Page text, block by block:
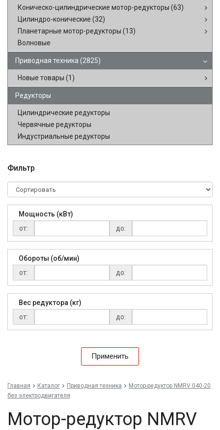
Коническо-цилиндрические мотор-редукторы (63)
Цилиндро-конические (32)
Планетарные мотор-редукторы (13)
Волновые
Приводная техника (2825)
Новые товары (1)
Редукторы
Цилиндрические редукторы
Червячные редукторы
Индустриальные редукторы
Фильтр
Мощность (кВт)
от:
до:
Обороты (об/мин)
от:
до:
Вес редуктора (кг)
от:
до:
Применить
Главная Каталог Приводная техника
Мо­тор-ре­дук­тор NMRV 040-20
без элек­трод­ви­гате­ля
Мо­тор-ре­дук­тор NMRV